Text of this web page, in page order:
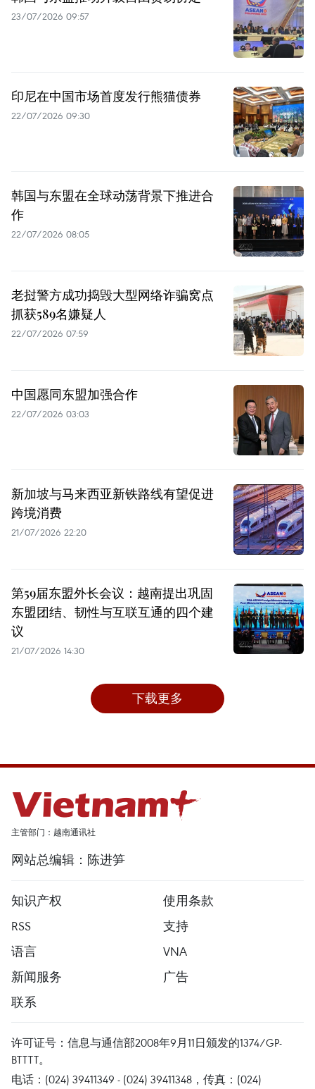
23/07/2026 09:57
印尼在中国市场首度发行熊猫债券
22/07/2026 09:30
韩国与东盟在全球动荡背景下推进合
作
22/07/2026 08:05
老挝警方成功捣毁大型网络诈骗窝点
抓获589名嫌疑人
22/07/2026 07:59
中国愿同东盟加强合作
22/07/2026 03:03
新加坡与马来西亚新铁路线有望促进
跨境消费
21/07/2026 22:20
第59届东盟外长会议：越南提出巩固
东盟团结、韧性与互联互通的四个建
议
21/07/2026 14:30
下载更多
主管部门：越南通讯社
网站总编辑：陈进笋
知识产权
使用条款
RSS
支持
语言
VNA
新闻服务
广告
联系
许可证号：信息与通信部2008年9月11日颁发的1374/GP-
BTTTT。
电话：(024) 39411349 - (024) 39411348，传真：(024)